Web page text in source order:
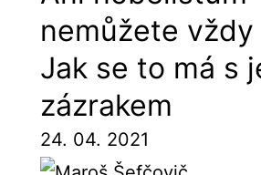
nemůžete
Jak se to má s
zázrakem
24. 04. 2021